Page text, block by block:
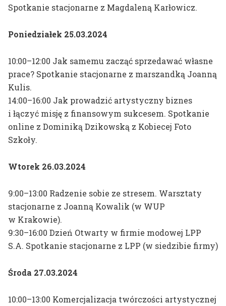
F
Jacek Feliks
G
Kaja Gliwa
J
Michał Jandura
Agnieszka Jankowska-Marzec
K
Joanna Kaiser-Plaskowska
Marcin Koszałka
Anna Kusztra
M
Bogdan Miga
Estera Mrówka
N
Szymon Nowak
O
Dorota Ogonowska
Spotkanie stacjonarne z Magdaleną Karłowicz.
Poniedziałek 25.03.2024
10:00–12:00 Jak samemu zacząć sprzedawać własne
prace? Spotkanie stacjonarne z marszandką Joanną
Kulis.
14:00–16:00 Jak prowadzić artystyczny biznes
i łączyć misję z finansowym sukcesem. Spotkanie
online z Dominiką Dzikowską z Kobiecej Foto
Szkoły.
Wtorek 26.03.2024
9:00–13:00 Radzenie sobie ze stresem. Warsztaty
stacjonarne z Joanną Kowalik (w WUP
w Krakowie).
9:30–16:00 Dzień Otwarty w firmie modowej LPP
S.A. Spotkanie stacjonarne z LPP (w siedzibie firmy)
Środa 27.03.2024
10:00–13:00 Komercjalizacja twórczości artystycznej